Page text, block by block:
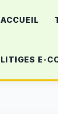
ACCUEIL
LITIGES E-